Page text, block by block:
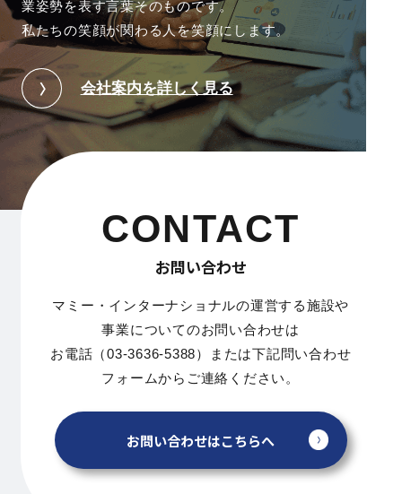
業姿勢を表す言葉そのものです。
私たちの笑顔が関わる人を笑顔にします。
会社案内を詳しく見る
CONTACT
お問い合わせ
マミー・インターナショナルの運営する施設や
事業についてのお問い合わせは
お電話（03-3636-5388）または下記問い合わせ
フォームからご連絡ください。
お問い合わせはこちらへ